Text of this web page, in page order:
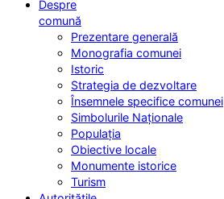
Despre
comună
Prezentare generală
Monografia comunei
Istoric
Strategia de dezvoltare
Însemnele specifice comunei
Simbolurile Naționale
Populația
Obiective locale
Monumente istorice
Turism